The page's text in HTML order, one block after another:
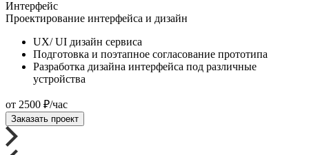
Интерфейс
Проектирование интерфейса и дизайн
UX/ UI дизайн сервиса
Подготовка и поэтапное согласование прототипа
Разработка дизайна интерфейса под различные
устройства
от 2500 ₽/час
Заказать проект